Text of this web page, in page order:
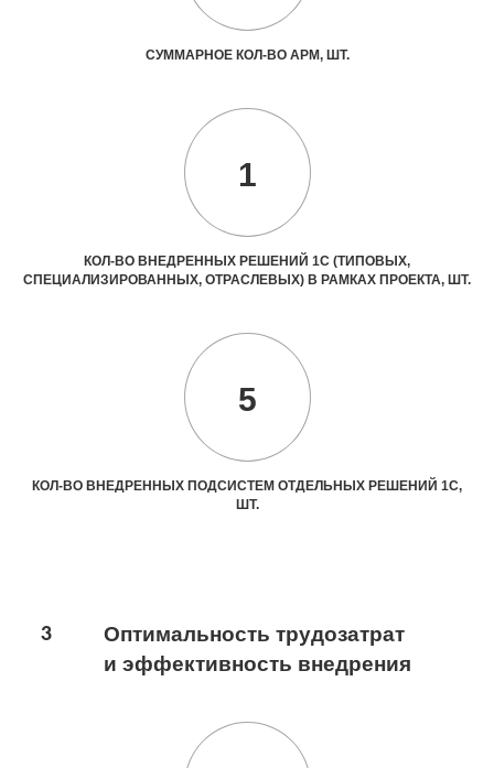
СУММАРНОЕ КОЛ-ВО АРМ, ШТ.
1
КОЛ-ВО ВНЕДРЕННЫХ РЕШЕНИЙ 1С (ТИПОВЫХ,
СПЕЦИАЛИЗИРОВАННЫХ, ОТРАСЛЕВЫХ) В РАМКАХ ПРОЕКТА, ШТ.
5
КОЛ-ВО ВНЕДРЕННЫХ ПОДСИСТЕМ ОТДЕЛЬНЫХ РЕШЕНИЙ 1С,
ШТ.
3
Оптимальность трудозатрат
и эффективность внедрения